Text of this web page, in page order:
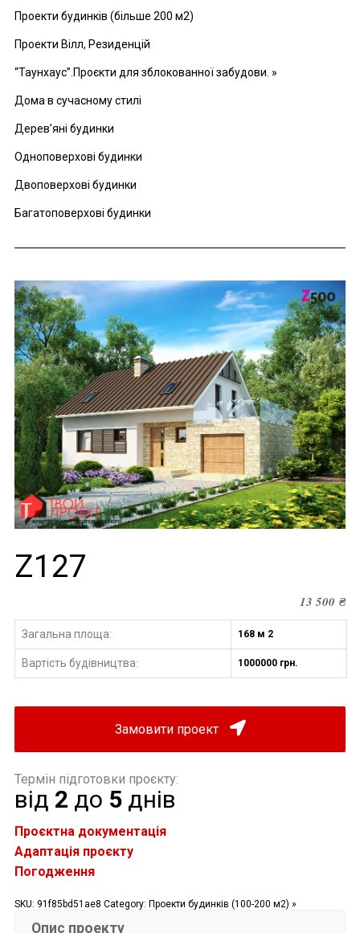
Проекти будинків (більше 200 м2)
Проекти Вілл, Резиденцій
“Таунхаус”.Проєкти для зблокованної забудови. »
Дома в сучасному стилі
Дерев’яні будинки
Одноповерхові будинки
Двоповерхові будинки
Багатоповерхові будинки
Z127
13 500₴
Загальна площа: 168 м 2
Вартість будівництва: 1000000 грн.
Замовити проект
Термін підготовки проєкту:
від 2 до 5 днів
Проєктна документація
Адаптація проєкту
Погодження
SKU: 91f85bd51ae8 Category: Проекти будинків (100-200 м2) »
Опис проекту